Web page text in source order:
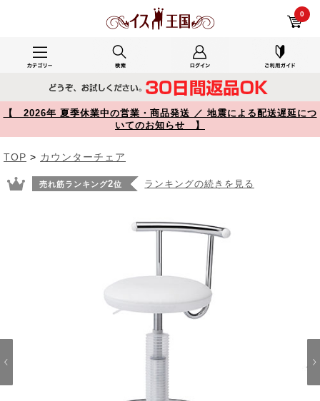
0
【 2026年 夏季休業中の営業・商品発送 ／ 地震による配送遅延につ
いてのお知らせ 】
TOP > カウンターチェア
売れ筋ランキング2位 ランキングの続きを見る